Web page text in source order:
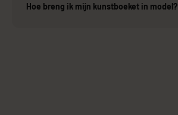
Hoe breng ik mijn kunstboeket in model?